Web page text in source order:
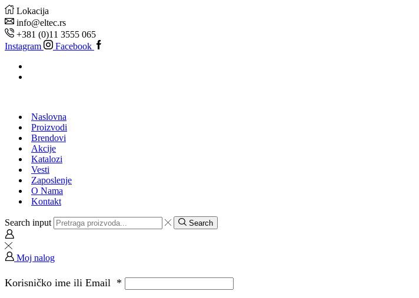
Lokacija
info@eltec.rs
+381 (0)11 3555 065
Instagram
Facebook
Naslovna
Proizvodi
Brendovi
Akcije
Katalozi
Vesti
Zaposlenje
O Nama
Kontakt
Search input Search
Moj nalog
Korisničko ime ili Email *